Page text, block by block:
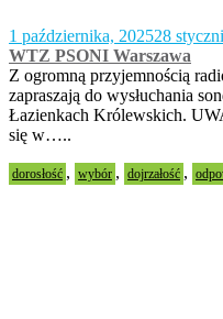
1 października, 202528
WTZ PSONI Warszawa
Z ogromną przyjemnością
zapraszają do wysłuchania
Łazienkach Królewskich.
się w…..
dorosłość , wybór , dojrzałość ,